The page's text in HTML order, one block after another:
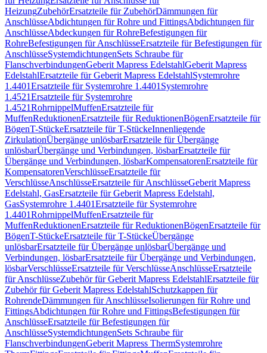
HeizungZubehörErsatzteile für ZubehörDämmungen für
AnschlüsseAbdichtungen für Rohre und FittingsAbdichtungen für
AnschlüsseAbdeckungen für RohreBefestigungen für
RohreBefestigungen für AnschlüsseErsatzteile für Befestigungen für
AnschlüsseSystemdichtungenSets Schraube für
FlanschverbindungenGeberit Mapress EdelstahlGeberit Mapress
EdelstahlErsatzteile für Geberit Mapress EdelstahlSystemrohre
1.4401Ersatzteile für Systemrohre 1.4401 Systemrohre
1.4521Ersatzteile für Systemrohre
1.4521RohrnippelMuffenErsatzteile für
MuffenReduktionenErsatzteile für ReduktionenBögenErsatzteile für
BögenT-StückeErsatzteile für T-StückeInnenliegende
ZirkulationÜbergänge unlösbarErsatzteile für Übergänge
unlösbarÜbergänge und Verbindungen, lösbarErsatzteile für
Übergänge und Verbindungen, lösbarKompensatorenErsatzteile für
KompensatorenVerschlüsseErsatzteile für
VerschlüsseAnschlüsseErsatzteile für AnschlüsseGeberit Mapress
Edelstahl, GasErsatzteile für Geberit Mapress Edelstahl,
GasSystemrohre 1.4401Ersatzteile für Systemrohre
1.4401RohrnippelMuffenErsatzteile für
MuffenReduktionenErsatzteile für ReduktionenBögenErsatzteile für
BögenT-StückeErsatzteile für T-StückeÜbergänge
unlösbarErsatzteile für Übergänge unlösbarÜbergänge und
Verbindungen, lösbarErsatzteile für Übergänge und Verbindungen,
lösbarVerschlüsseErsatzteile für VerschlüsseAnschlüsseErsatzteile
für AnschlüsseZubehör für Geberit Mapress EdelstahlErsatzteile für
Zubehör für Geberit Mapress EdelstahlSchutzkappen für
RohrendeDämmungen für AnschlüsseIsolierungen für Rohre und
FittingsAbdichtungen für Rohre und FittingsBefestigungen für
AnschlüsseErsatzteile für Befestigungen für
AnschlüsseSystemdichtungenSets Schraube für
FlanschverbindungenGeberit Mapress ThermSystemrohre